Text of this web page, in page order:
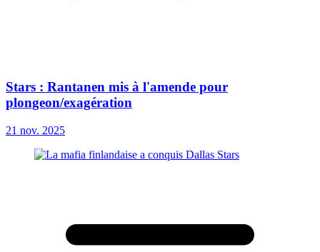
Stars : Rantanen mis à l'amende pour
plongeon/exagération
21 nov. 2025